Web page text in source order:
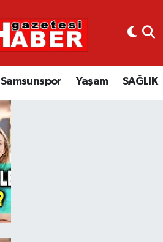
Samsunspor Yaşam SAĞLIK